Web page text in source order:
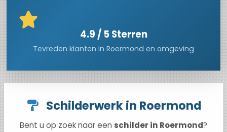
4.9 / 5 Sterren
Tevreden klanten in Roermond en omgeving
Schilderwerk in Roermond
Bent u op zoek naar een schilder in Roermond?